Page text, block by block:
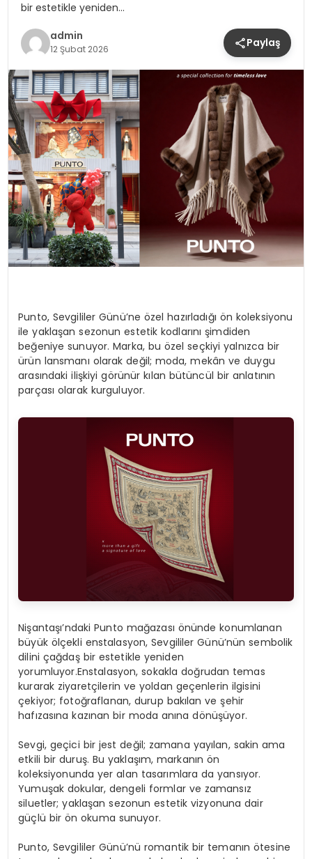
bir estetikle yeniden…
admin
12 Şubat 2026 Paylaş
Punto, Sevgililer Günü’ne özel hazırladığı ön koleksiyonu
ile yaklaşan sezonun estetik kodlarını şimdiden
beğeniye sunuyor. Marka, bu özel seçkiyi yalnızca bir
ürün lansmanı olarak değil; moda, mekân ve duygu
arasındaki ilişkiyi görünür kılan bütüncül bir anlatının
parçası olarak kurguluyor.
Nişantaşı’ndaki Punto mağazası önünde konumlanan
büyük ölçekli enstalasyon, Sevgililer Günü’nün sembolik
dilini çağdaş bir estetikle yeniden
yorumluyor.Enstalasyon, sokakla doğrudan temas
kurarak ziyaretçilerin ve yoldan geçenlerin ilgisini
çekiyor; fotoğraflanan, durup bakılan ve şehir
hafızasına kazınan bir moda anına dönüşüyor.
Sevgi, geçici bir jest değil; zamana yayılan, sakin ama
etkili bir duruş. Bu yaklaşım, markanın ön
koleksiyonunda yer alan tasarımlara da yansıyor.
Yumuşak dokular, dengeli formlar ve zamansız
siluetler; yaklaşan sezonun estetik vizyonuna dair
güçlü bir ön okuma sunuyor.
Punto, Sevgililer Günü’nü romantik bir temanın ötesine